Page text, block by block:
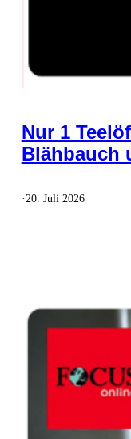
Nur 1
Blähbauch
· 20. Juli 2026